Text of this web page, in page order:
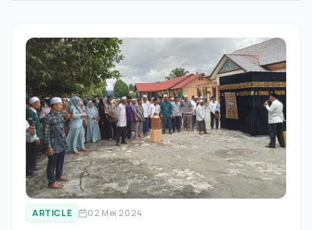
ARTICLE 02 Mei 2024